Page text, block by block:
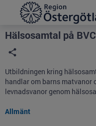
Grade
Portal
Hälsosamtal på
Utbildningen kring
handlar om barns matvanor
levnadsvanor genom
Allmänt